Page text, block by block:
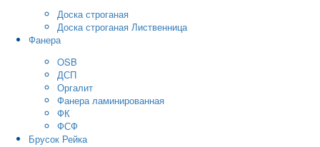
Доска строганая
Доска строганая Лиственница
Фанера
OSB
ДСП
Оргалит
Фанера ламинированная
ФК
ФСФ
Брусок Рейка